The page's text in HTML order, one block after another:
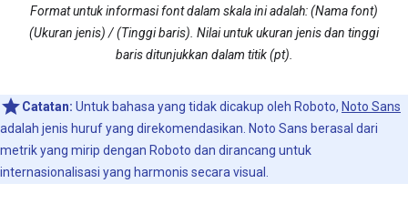
Format untuk informasi font dalam skala ini adalah: (Nama font)
(Ukuran jenis) / (Tinggi baris). Nilai untuk ukuran jenis dan tinggi
baris ditunjukkan dalam titik (pt).
Catatan: Untuk bahasa yang tidak dicakup oleh Roboto, Noto Sans
adalah jenis huruf yang direkomendasikan. Noto Sans berasal dari
metrik yang mirip dengan Roboto dan dirancang untuk
internasionalisasi yang harmonis secara visual.